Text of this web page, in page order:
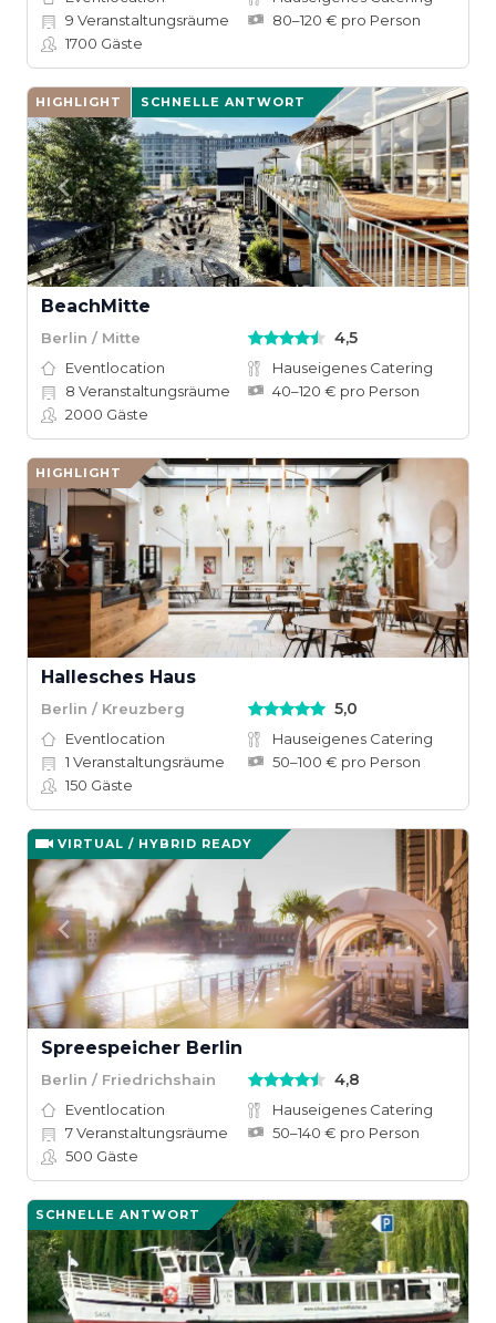
9 Veranstaltungsräume
80–120 € pro Person
1700 Gäste
HIGHLIGHT SCHNELLE ANTWORT
BeachMitte
Berlin / Mitte 4,5
Eventlocation
Hauseigenes Catering
8 Veranstaltungsräume
40–120 € pro Person
2000 Gäste
HIGHLIGHT
Hallesches Haus
Berlin / Kreuzberg 5,0
Eventlocation
Hauseigenes Catering
1 Veranstaltungsräume
50–100 € pro Person
150 Gäste
VIRTUAL / HYBRID READY
Spreespeicher Berlin
Berlin / Friedrichshain 4,8
Eventlocation
Hauseigenes Catering
7Veranstaltungsräume
50–140 € pro Person
500 Gäste
SCHNELLE ANTWORT